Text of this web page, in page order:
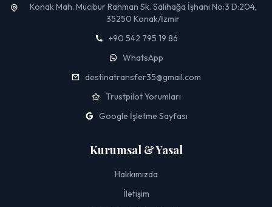
Konak Mah. Mücibur Rahman Sk. Salihağa İşhanı No:3 D:204,
35250 Konak/İzmir
+90 542 795 19 86
WhatsApp
destinatransfer35@gmail.com
Trustpilot Yorumları
Google İşletme Sayfası
Kurumsal & Yasal
Hakkımızda
İletişim